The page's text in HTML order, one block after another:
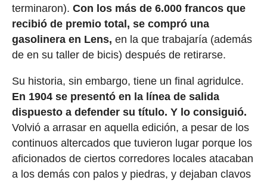
terminaron). Con los más de 6.000 francos que
recibió de premio total, se compró una
gasolinera en Lens, en la que trabajaría (además
de en su taller de bicis) después de retirarse.
Su historia, sin embargo, tiene un final agridulce.
En 1904 se presentó en la línea de salida
dispuesto a defender su título. Y lo consiguió.
Volvió a arrasar en aquella edición, a pesar de los
continuos altercados que tuvieron lugar porque los
aficionados de ciertos corredores locales atacaban
a los demás con palos y piedras, y dejaban clavos